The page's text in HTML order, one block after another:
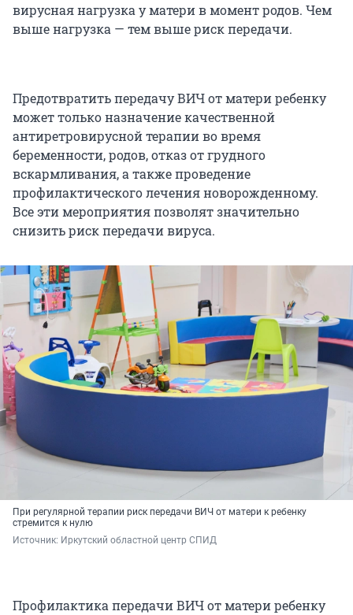
вирусная нагрузка у матери в момент родов. Чем
выше нагрузка — тем выше риск передачи.
Предотвратить передачу ВИЧ от матери ребенку
может только назначение качественной
антиретровирусной терапии во время
беременности, родов, отказ от грудного
вскармливания, а также проведение
профилактического лечения новорожденному.
Все эти мероприятия позволят значительно
снизить риск передачи вируса.
При регулярной терапии риск передачи ВИЧ от матери к ребенку
стремится к нулю
Источник: Иркутский областной центр СПИД
Профилактика передачи ВИЧ от матери ребенку